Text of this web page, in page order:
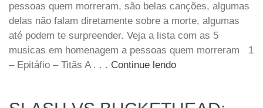
pessoas quem morreram, são belas canções, algumas
delas não falam diretamente sobre a morte, algumas
até podem te surpreender. Veja a lista com as 5
musicas em homenagem a pessoas quem morreram 1
– Epitáfio – Titãs A . . . Continue lendo